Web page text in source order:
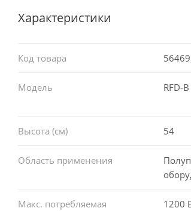
Характеристики
Код товара 56469
Модель RFD-
Высота (см) 54
Область применения
Макс. потребляемая
1200